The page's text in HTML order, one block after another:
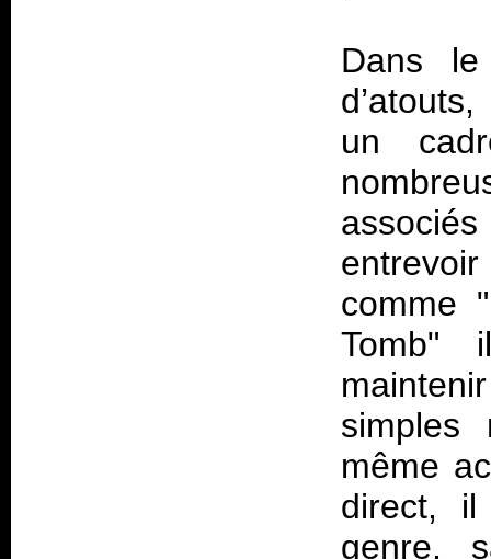
Dans
un
comme
Tomb"
simples
même
direct, il
genre,